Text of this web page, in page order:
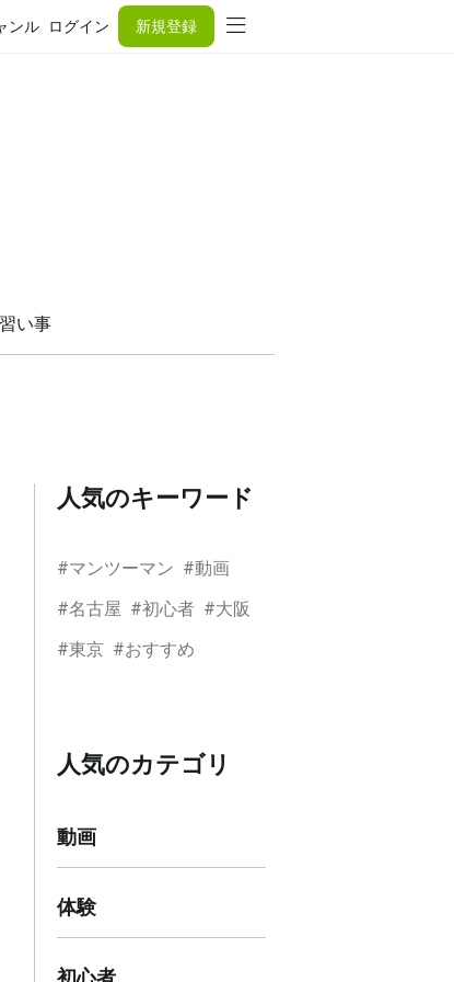
ンル ログイン 新規登録
い事
人気のキーワード
#マンツーマン #動画
#名古屋 #初心者 #大阪
#東京 #おすすめ
人気のカテゴリ
動画
体験
初心者